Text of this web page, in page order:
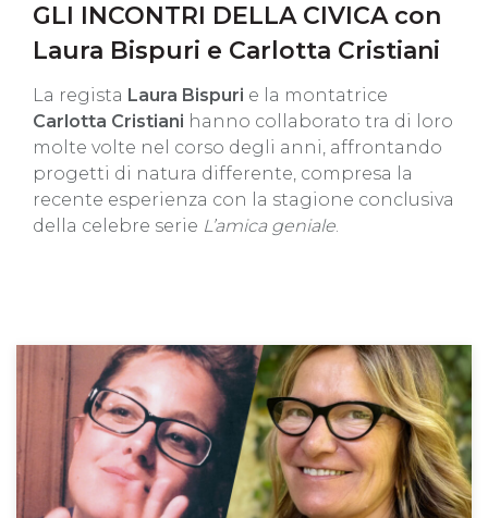
GLI INCONTRI DELLA CIVICA con
Laura Bispuri e Carlotta Cristiani
La regista Laura Bispuri e la montatrice
Carlotta Cristiani hanno collaborato tra di loro
molte volte nel corso degli anni, affrontando
progetti di natura differente, compresa la
recente esperienza con la stagione conclusiva
della celebre serie L’amica geniale.